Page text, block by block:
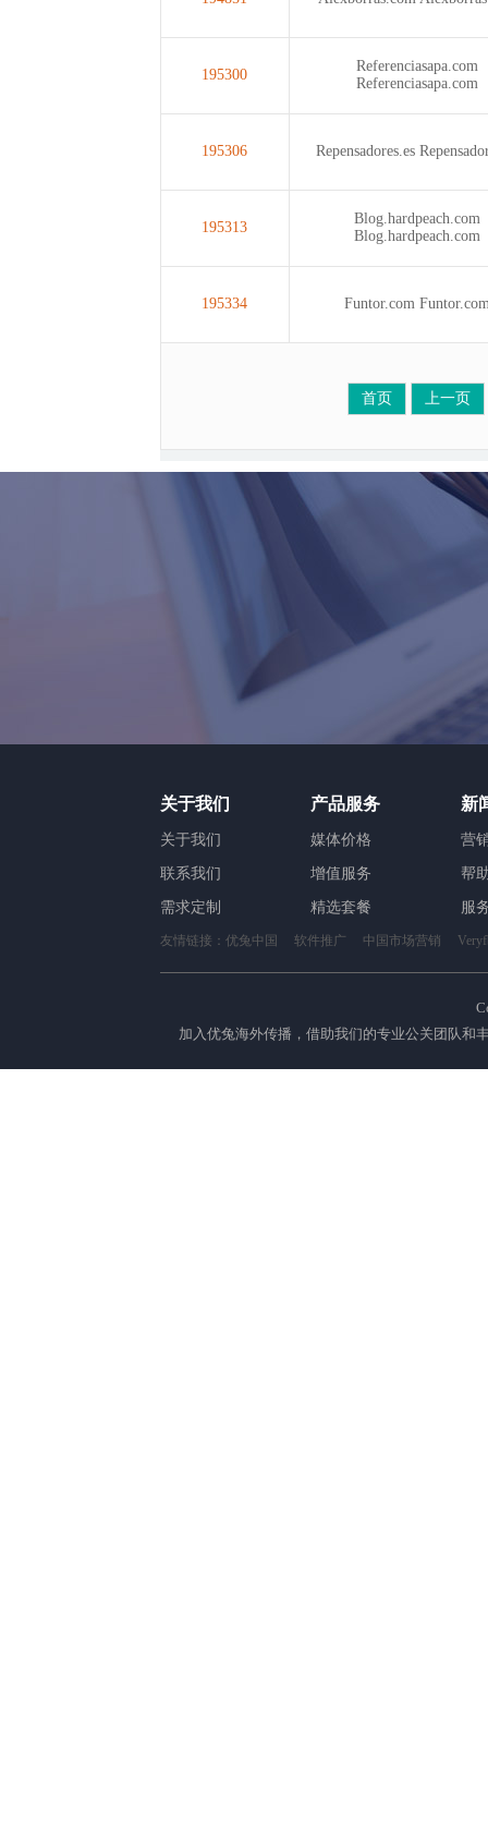
195300
Referenciasapa.com
Referenciasapa.com
195306 Repensadores.es
195313
Blog.hardpeach.com
Blog.hardpeach.com
195334 Funtor.com
首页 上一页
关于我们
关于我们
联系我们
需求定制
产品服务
媒体价格
增值服务
精选套餐
新
营
帮
服
友情链接： 优兔中国 软件推广 中国市场营销
加入优兔海外传播，借助我们的专业公关团队和